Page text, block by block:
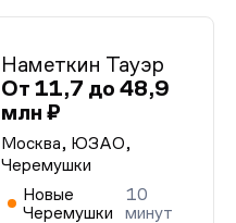
Наметкин Тауэр
От 11,7 до 48,9
млн ₽
Москва, ЮЗАО,
Черемушки
Новые
Черемушки
10
минут